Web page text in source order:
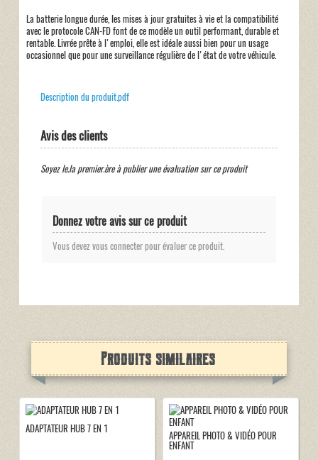
La batterie longue durée, les mises à jour gratuites à vie et la compatibilité
avec le protocole CAN-FD font de ce modèle un outil performant, durable et
rentable. Livrée prête à l'emploi, elle est idéale aussi bien pour un usage
occasionnel que pour une surveillance régulière de l'état de votre véhicule.
Description du produit.pdf
Avis des clients
Soyez le.la premier.ère à publier une évaluation sur ce produit
Donnez votre avis sur ce produit
Vous devez vous connecter pour évaluer ce produit.
Produits similaires
ADAPTATEUR HUB 7 EN 1
APPAREIL PHOTO & VIDÉO POUR
ENFANT